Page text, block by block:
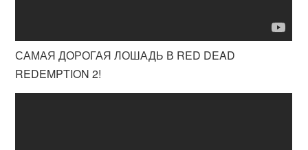
САМАЯ ДОРОГАЯ ЛОШАДЬ В RED DEAD
REDEMPTION 2!